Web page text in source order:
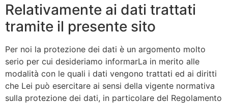
Relativamente ai dati trattati
tramite il presente sito
Per noi la protezione dei dati è un argomento molto
serio per cui desideriamo informarLa in merito alle
modalità con le quali i dati vengono trattati ed ai diritti
che Lei può esercitare ai sensi della vigente normativa
sulla protezione dei dati, in particolare del Regolamento